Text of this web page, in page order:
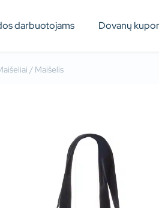
darbuotojams Dovanų
/ Maišelis